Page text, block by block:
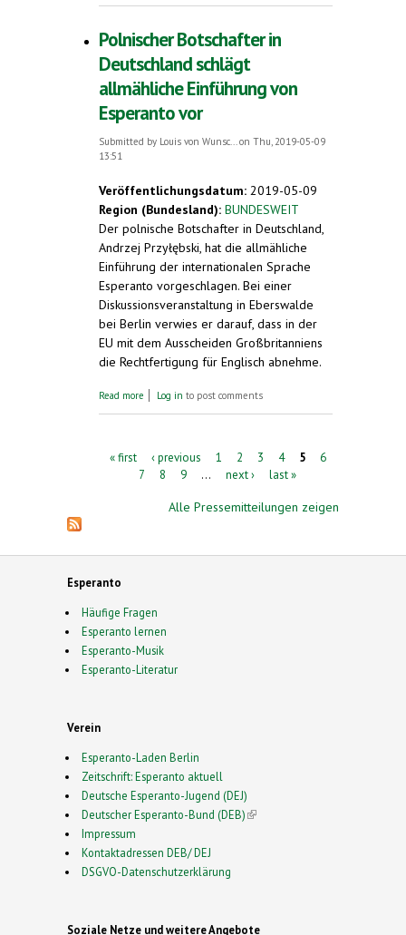
Polnischer Botschafter in
Deutschland schlägt
allmähliche Einführung von
Esperanto vor
Submitted by Louis von Wunsc...on Thu, 2019-05-09
13:51
Veröffentlichungsdatum: 2019-05-09
Region (Bundesland): BUNDESWEIT
Der polnische Botschafter in Deutschland,
Andrzej Przyłębski, hat die allmähliche
Einführung der internationalen Sprache
Esperanto vorgeschlagen. Bei einer
Diskussionsveranstaltung in Eberswalde
bei Berlin verwies er darauf, dass in der
EU mit dem Ausscheiden Großbritanniens
die Rechtfertigung für Englisch abnehme.
Read more about Polnischer Botschafter in Deutschland
Log in to post comments
Pages« first ‹ previous 1 2 3 4 5
6
7
8 9 … next › last »
Alle Pressemitteilungen zeigen
Esperanto
Häufige Fragen
Esperanto lernen
Esperanto-Musik
Esperanto-Literatur
Verein
Esperanto-Laden Berlin
Zeitschrift: Esperanto aktuell
Deutsche Esperanto-Jugend (DEJ)
Deutscher Esperanto-Bund (DEB)(link is external)
Impressum
Kontaktadressen DEB/ DEJ
DSGVO-Datenschutzerklärung
Soziale Netze und weitere Angebote